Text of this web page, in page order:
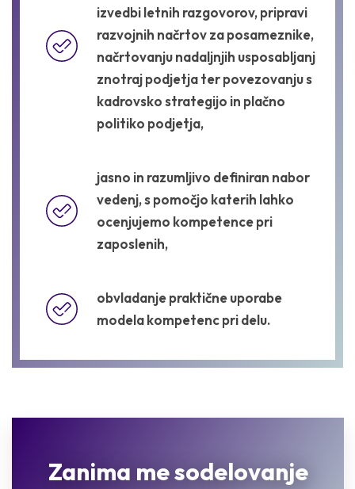
izvedbi letnih razgovorov, pripravi
razvojnih načrtov za posameznike,
načrtovanju nadaljnjih usposabljanj
znotraj podjetja ter povezovanju s
kadrovsko strategijo in plačno
politiko podjetja,
jasno in razumljivo definiran nabor
vedenj, s pomočjo katerih lahko
ocenjujemo kompetence pri
zaposlenih,
obvladanje praktične uporabe
modela kompetenc pri delu.
Zanima me sodelovanje